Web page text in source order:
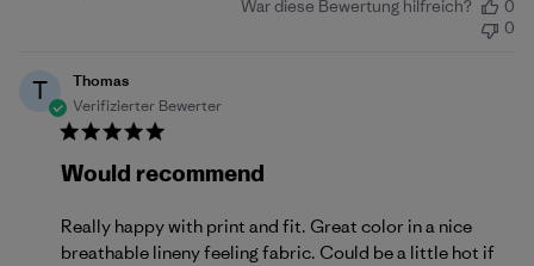
War diese Bewertung hilfreich?
0
0
T
Thomas
Verifizierter Bewerter
Would recommend
Really happy with print and fit. Great color in a nice
breathable lineny feeling fabric. Could be a little hot if